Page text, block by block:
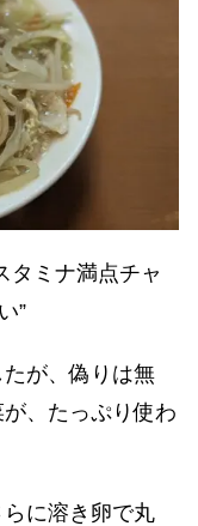
ミナ満点チャ
”
が、偽りは無
、たっぷり使わ
に溶き卵で丸